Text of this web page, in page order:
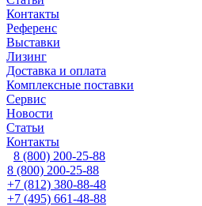
Контакты
Референс
Выставки
Лизинг
Доставка и оплата
Комплексные поставки
Сервис
Новости
Статьи
Контакты
8 (800) 200-25-88
8 (800) 200-25-88
+7 (812) 380-88-48
+7 (495) 661-48-88